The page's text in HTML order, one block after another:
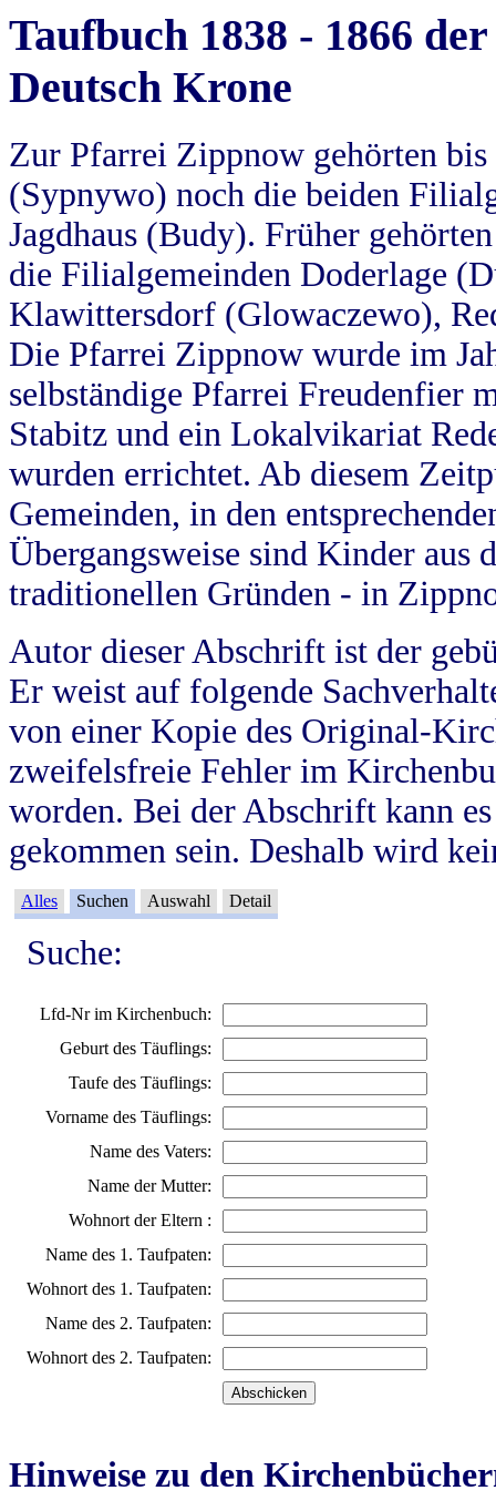
Taufbuch 1838 - 1866
Deutsch Krone
Zur Pfarrei Zippnow gehörten
(Sypnywo) noch die beiden
Jagdhaus (Budy). Früher
die Filialgemeinden Doderlage
Klawittersdorf (Glowaczewo),
Die Pfarrei Zippnow wurde im
selbständige Pfarrei Freudenfier
Stabitz und ein Lokalvikariat
wurden errichtet. Ab diesem
Gemeinden, in den
Übergangsweise sind Kinder aus
traditionellen Gründen - in
Autor dieser Abschrift ist der
Er weist auf folgende
von einer Kopie des Original-
zweifelsfreie Fehler im
worden. Bei der Abschrift kann
gekommen sein. Deshalb wird
Alles Suchen Auswahl Detail
Suche:
Lfd-Nr im Kirchenbuch:
Geburt des Täuflings:
Taufe des Täuflings:
Vorname des Täuflings:
Name des Vaters:
Name der Mutter:
Wohnort der Eltern :
Name des 1. Taufpaten:
Wohnort des 1. Taufpaten:
Name des 2. Taufpaten:
Wohnort des 2. Taufpaten:
Hinweise zu den